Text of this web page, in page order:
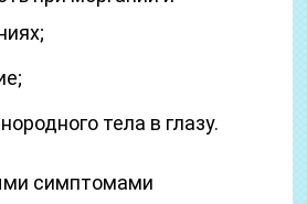
тела в глазу.
симптомами